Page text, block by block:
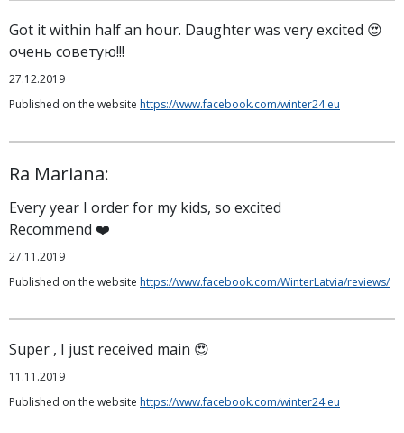
Got it within half an hour. Daughter was very excited 😍
очень советую!!!
27.12.2019
Published on the website https://www.facebook.com/winter24.eu
Ra Mariana:
Every year I order for my kids, so excited
Recommend ❤️
27.11.2019
Published on the website https://www.facebook.com/WinterLatvia/reviews/
Super , I just received main 😍
11.11.2019
Published on the website https://www.facebook.com/winter24.eu